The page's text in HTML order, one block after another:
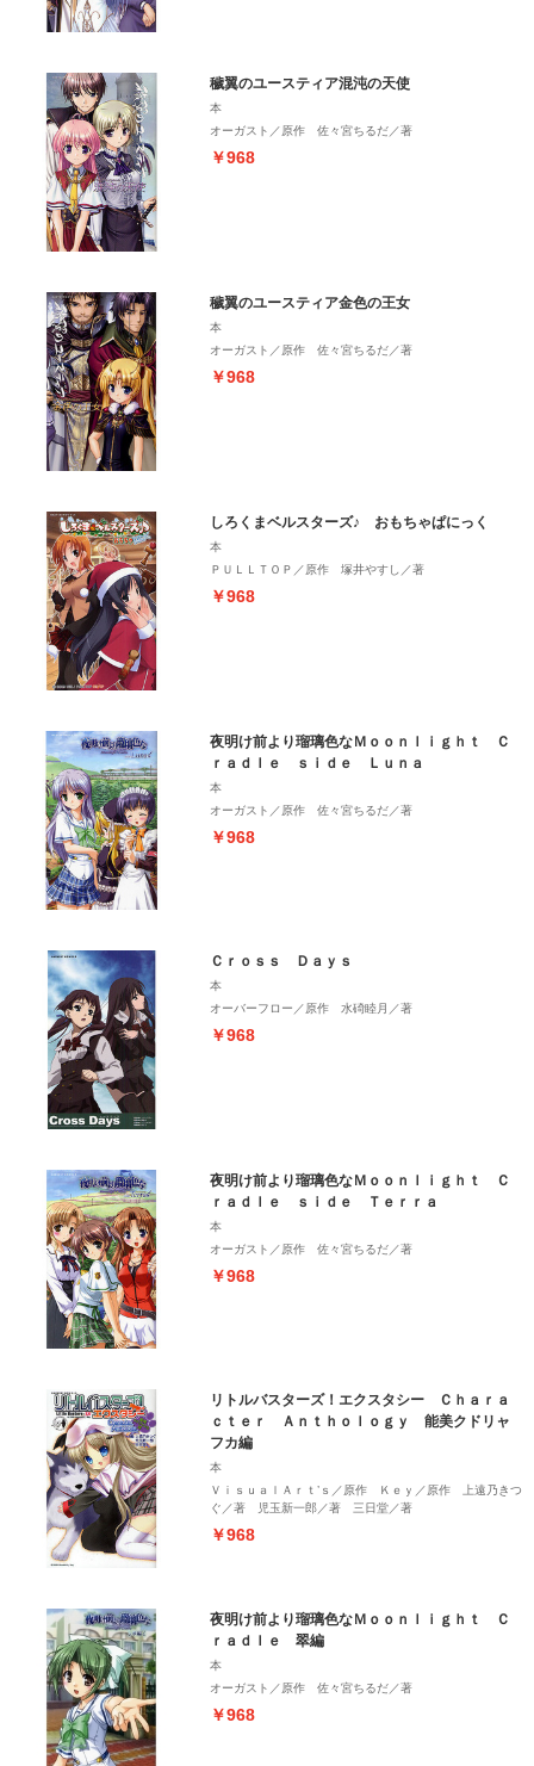
穢翼のユースティア混沌の天使
本
オーガスト／原作 佐々宮ちるだ／著
￥968
穢翼のユースティア金色の王女
本
オーガスト／原作 佐々宮ちるだ／著
￥968
しろくまベルスターズ♪ おもちゃぱにっく
本
ＰＵＬＬＴＯＰ／原作 塚井やすし／著
￥968
夜明け前より瑠璃色なＭｏｏｎｌｉｇｈｔ Ｃ
ｒａｄｌｅ ｓｉｄｅ Ｌｕｎａ
本
オーガスト／原作 佐々宮ちるだ／著
￥968
Ｃｒｏｓｓ Ｄａｙｓ
本
オーバーフロー／原作 水碕睦月／著
￥968
夜明け前より瑠璃色なＭｏｏｎｌｉｇｈｔ Ｃ
ｒａｄｌｅ ｓｉｄｅ Ｔｅｒｒａ
本
オーガスト／原作 佐々宮ちるだ／著
￥968
リトルバスターズ！エクスタシー Ｃｈａｒａ
ｃｔｅｒ Ａｎｔｈｏｌｏｇｙ 能美クドリャ
フカ編
本
ＶｉｓｕａｌＡｒｔ’ｓ／原作 Ｋｅｙ／原作 上遠乃きつ
ぐ／著 児玉新一郎／著 三日堂／著
￥968
夜明け前より瑠璃色なＭｏｏｎｌｉｇｈｔ Ｃ
ｒａｄｌｅ 翠編
本
オーガスト／原作 佐々宮ちるだ／著
￥968